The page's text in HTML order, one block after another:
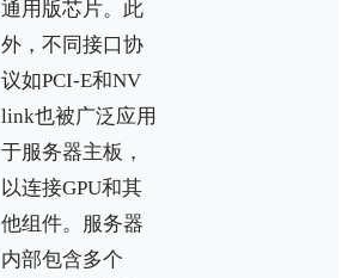
通用版芯片。此
外，不同接口协
议如PCI-E和NV
link也被广泛应用
于服务器主板，
以连接GPU和其
他组件。服务器
内部包含多个